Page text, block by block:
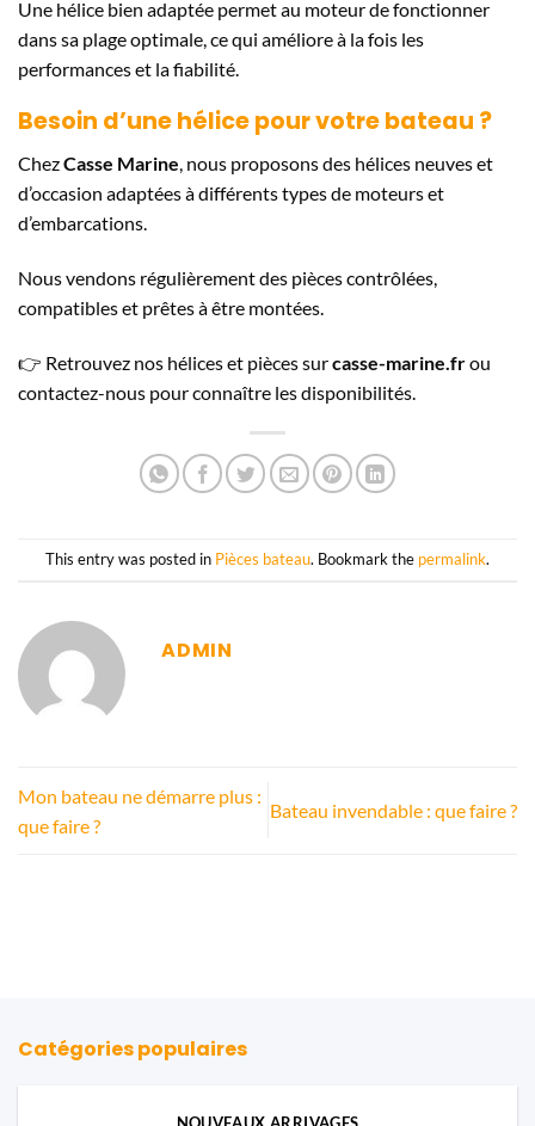
Une hélice bien adaptée permet au moteur de fonctionner
dans sa plage optimale, ce qui améliore à la fois les
performances et la fiabilité.
Besoin d’une hélice pour votre bateau ?
ChezCasse Marine, nous proposons des hélices neuves et
d’occasion adaptées à différents types de moteurs et
d’embarcations.
Nous vendons régulièrement des pièces contrôlées,
compatibles et prêtes à être montées.
👉 Retrouvez nos hélices et pièces surcasse-marine.frou
contactez-nous pour connaître les disponibilités.
This entry was posted in Pièces bateau. Bookmark the permalink.
ADMIN
Mon bateau ne démarre plus :
que faire ?
Bateau invendable : que faire ?
Catégories populaires